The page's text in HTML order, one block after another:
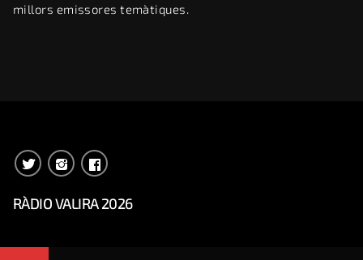
millors emissores temàtiques.
RÀDIO VALIRA 2026